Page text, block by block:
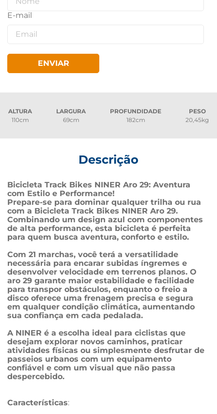
ENVIAR
ALTURA
110cm
LARGURA
69cm
PROFUNDIDADE
182cm
PESO
20,45kg
Descrição
Bicicleta Track Bikes NINER Aro 29: Aventura
com Estilo e Performance!
Prepare-se para dominar qualquer trilha ou rua
com a Bicicleta Track Bikes NINER Aro 29.
Combinando um design azul com componentes
de alta performance, esta bicicleta é perfeita
para quem busca aventura, conforto e estilo.
Com 21 marchas, você terá a versatilidade
necessária para encarar subidas íngremes e
desenvolver velocidade em terrenos planos. O
aro 29 garante maior estabilidade e facilidade
para transpor obstáculos, enquanto o freio a
disco oferece uma frenagem precisa e segura
em qualquer condição climática, aumentando
sua confiança em cada pedalada.
A NINER é a escolha ideal para ciclistas que
desejam explorar novos caminhos, praticar
atividades físicas ou simplesmente desfrutar de
passeios urbanos com um equipamento
confiável e com um visual que não passa
despercebido.
Características: